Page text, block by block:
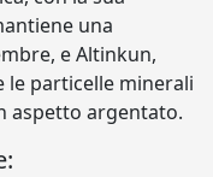
una
e Altinkun,
le particelle minerali
aspetto argentato.